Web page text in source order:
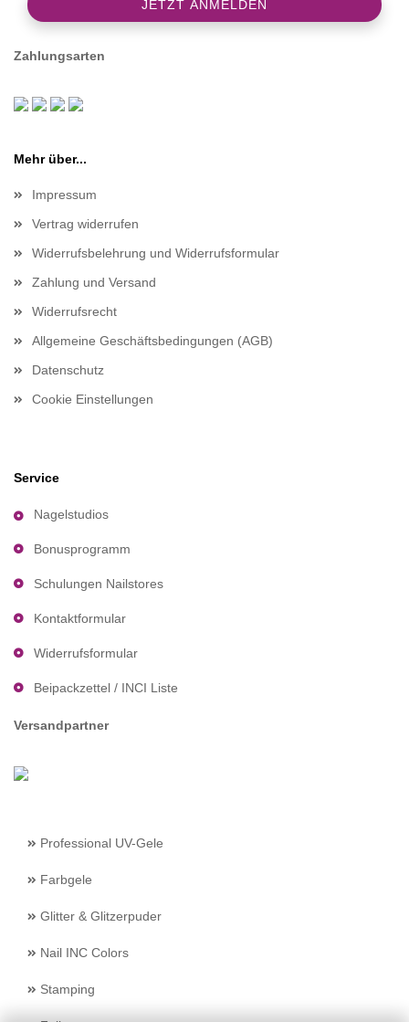
Zahlungsarten
Mehr über...
Impressum
Vertrag widerrufen
Widerrufsbelehrung und Widerrufsformular
Zahlung und Versand
Widerrufsrecht
Allgemeine Geschäftsbedingungen (AGB)
Datenschutz
Cookie Einstellungen
Service
Nagelstudios
Bonusprogramm
Schulungen Nailstores
Kontaktformular
Widerrufsformular
Beipackzettel / INCI Liste
Versandpartner
Professional UV-Gele
Farbgele
Glitter & Glitzerpuder
Nail INC Colors
Stamping